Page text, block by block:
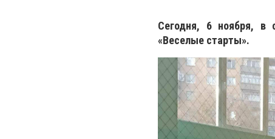
Сегодня, 6 ноября, в
«Веселые старты».